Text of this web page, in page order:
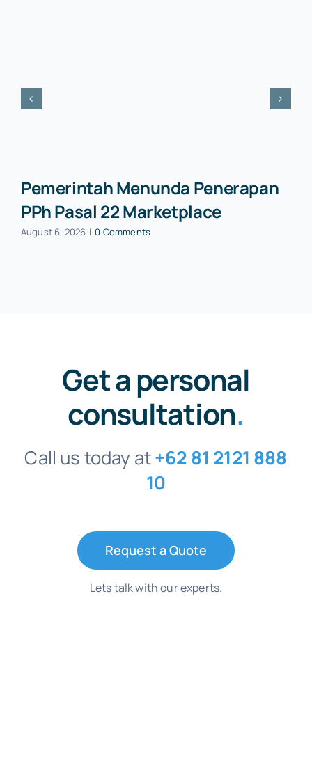
Pemerintah Menunda Penerapan
PPh Pasal 22 Marketplace
August 6, 2026 | 0 Comments
Get a personal
consultation.
Call us today at+62 81 2121 888
10
Request a Quote
Lets talk with our experts.